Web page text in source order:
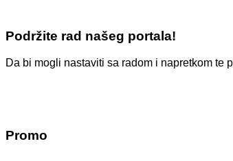
Podržite rad našeg portala!
Da bi mogli nastaviti sa radom i napretkom te
Promo